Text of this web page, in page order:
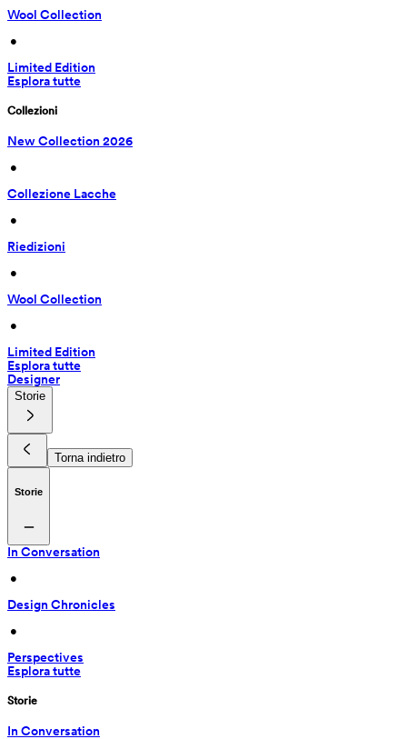
Wool Collection
•
Limited Edition
Esplora tutte
Collezioni
New Collection 2026
•
Collezione Lacche
•
Riedizioni
•
Wool Collection
•
Limited Edition
Esplora tutte
Designer
Storie
Torna indietro
Storie
In Conversation
•
Design Chronicles
•
Perspectives
Esplora tutte
Storie
In Conversation